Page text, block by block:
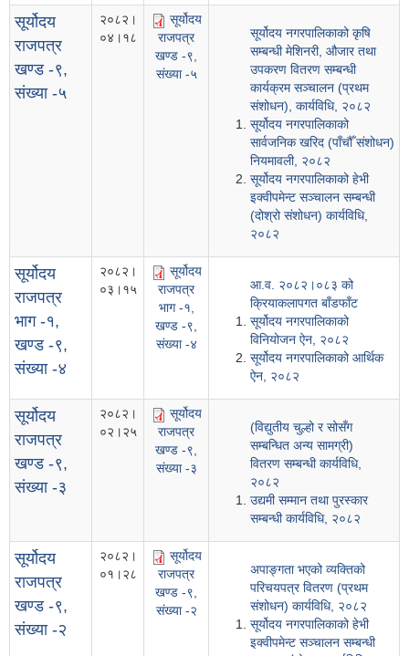
सूर्योदय
राजपत्र
खण्ड -९,
संख्या -५
२०८२।
०४।१८
सूर्योदय
राजपत्र
खण्ड -९,
संख्या -५
सूर्योदय नगरपालिकाको कृषि
सम्बन्धी मेशिनरी, औजार तथा
उपकरण वितरण सम्बन्धी
कार्यक्रम सञ्चालन (प्रथम
संशोधन), कार्यविधि, २०८२
सूर्योदय नगरपालिकाको
सार्वजनिक खरिद (पाँचौँ संशोधन)
नियमावली, २०८२
सूर्योदय नगरपालिकाको हेभी
इक्वीपमेन्ट सञ्चालन सम्बन्धी
(दोश्रो संशोधन) कार्यविधि,
२०८२
सूर्योदय
राजपत्र
भाग -१,
खण्ड -९,
संख्या -४
२०८२।
०३।१५
सूर्योदय
राजपत्र
भाग -१,
खण्ड -९,
संख्या -४
आ.व. २०८२।०८३ को
क्रियाकलापगत बाँडफाँट
सूर्योदय नगरपालिकाको
विनियोजन ऐन, २०८२
सूर्योदय नगरपालिकाको आर्थिक
ऐन, २०८२
सूर्योदय
राजपत्र
खण्ड -९,
संख्या -३
२०८२।
०२।२५
सूर्योदय
राजपत्र
खण्ड -९,
संख्या -३
(विद्युतीय चुल्हो र सोसँग
सम्बन्धित अन्य सामग्री)
वितरण सम्बन्धी कार्यविधि,
२०८२
उद्यमी सम्मान तथा पुरस्कार
सम्बन्धी कार्यविधि, २०८२
सूर्योदय
राजपत्र
खण्ड -९,
संख्या -२
२०८२।
०१।२८
सूर्योदय
राजपत्र
खण्ड -९,
संख्या -२
अपाङ्गता भएको व्यक्तिको
परिचयपत्र वितरण (प्रथम
संशोधन) कार्यविधि, २०८२
सूर्योदय नगरपालिकाको हेभी
इक्‍वीपमेन्ट सञ्चालन सम्बन्धी